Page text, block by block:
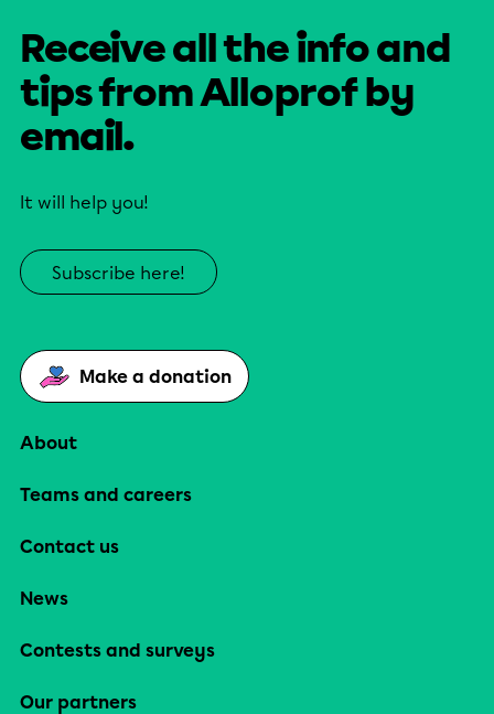
Receive all the info and
tips from Alloprof by
email.
It will help you!
Subscribe here!
Make a donation
About
Teams and careers
Contact us
News
Contests and surveys
Our partners